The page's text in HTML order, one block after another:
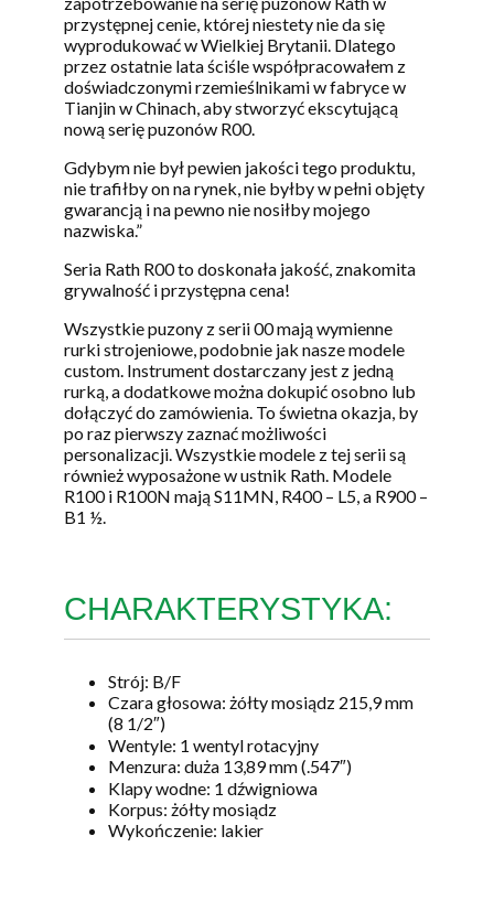
przystępnej cenie, której niestety nie da się
wyprodukować w Wielkiej Brytanii. Dlatego
przez ostatnie lata ściśle współpracowałem z
doświadczonymi rzemieślnikami w fabryce w
Tianjin w Chinach, aby stworzyć ekscytującą
nową serię puzonów R00.
Gdybym nie był pewien jakości tego produktu,
nie trafiłby on na rynek, nie byłby w pełni objęty
gwarancją i na pewno nie nosiłby mojego
nazwiska.”
Seria Rath R00 to doskonała jakość, znakomita
grywalność i przystępna cena!
Wszystkie puzony z serii 00 mają wymienne
rurki strojeniowe, podobnie jak nasze modele
custom. Instrument dostarczany jest z jedną
rurką, a dodatkowe można dokupić osobno lub
dołączyć do zamówienia. To świetna okazja, by
po raz pierwszy zaznać możliwości
personalizacji. Wszystkie modele z tej serii są
również wyposażone w ustnik Rath. Modele
R100 i R100N mają S11MN, R400 – L5, a R900 –
B1 ½.
CHARAKTERYSTYKA:
Strój: B/F
Czara głosowa: żółty mosiądz 215,9 mm
(8 1/2″)
Wentyle: 1 wentyl rotacyjny
Menzura: duża 13,89 mm (.547″)
Klapy wodne: 1 dźwigniowa
Korpus: żółty mosiądz
Wykończenie: lakier